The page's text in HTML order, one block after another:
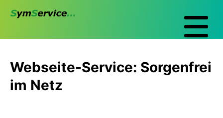
Webseite-Service: Sorgenfrei
im Netz